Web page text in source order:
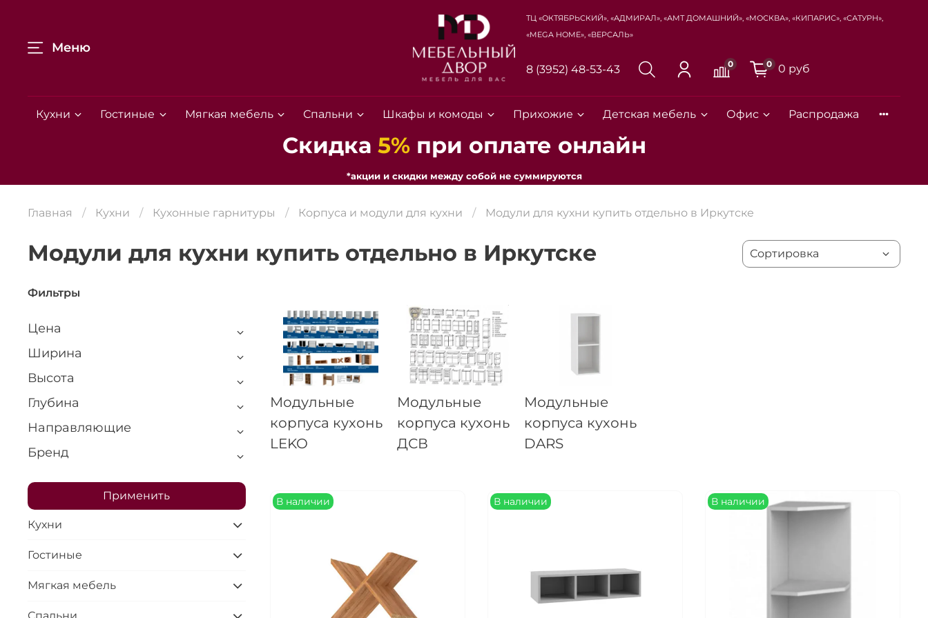
Меню
ТЦ «Октябрьский», «Адмирал», «Амт Домашний», «Москва», «Кипарис», «Сатурн»,
«Mega Home», «Версаль»
8 (3952) 48-53-43 0 0 0 руб
Кухни Гостиные Мягкая мебель Спальни Шкафы и комоды Прихожие Детская мебель Офис Распродажа
Скидка 5%при оплате онлайн
*акции и скидки между собой не суммируются
Главная Кухни Кухонные гарнитуры Корпуса и модули для кухни Модули для кухни купить отдельно в Иркутске
Модули для кухни купить отдельно в Иркутске
Модульные
корпуса кухонь
LEKO
Модульные
корпуса кухонь
ДСВ
Модульные
корпуса кухонь
DARS
В наличии В наличии В наличии
Фильтры
Цена
Ширина
Высота
Глубина
Направляющие
Бренд
Применить
Кухни
Гостиные
Мягкая мебель
Для клиентов всех банков
оплату на части
Сегодня
25%
Добавляйте товары в корзину
Оплачивайте сегодня только25% картой любого банка
Получайте товар
Оставшиеся
списываться